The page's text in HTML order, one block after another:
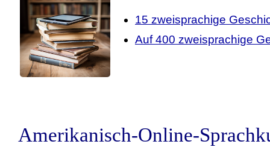
15 zweisprachige
Auf 400 zweisprachige
Amerikanisch-Online-